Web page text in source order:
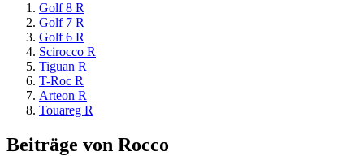
Golf 8 R
Golf 7 R
Golf 6 R
Scirocco R
Tiguan R
T-Roc R
Arteon R
Touareg R
Beiträge von Rocco